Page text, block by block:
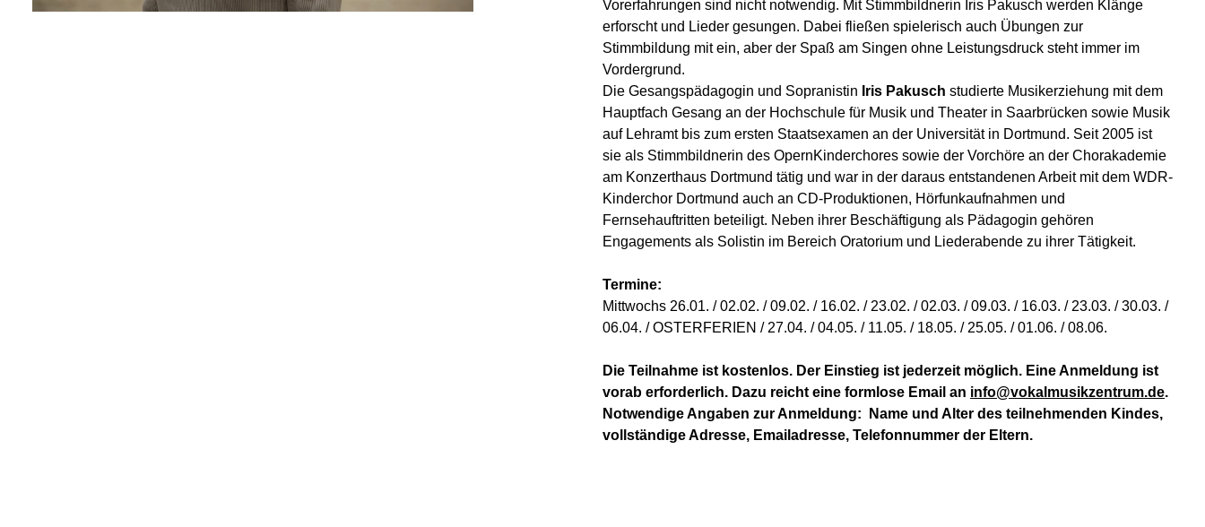
Vorerfahrungen sind nicht notwendig. Mit Stimmbildnerin Iris Pakusch werden Klänge
erforscht und Lieder gesungen. Dabei fließen spielerisch auch Übungen zur
Stimmbildung mit ein, aber der Spaß am Singen ohne Leistungsdruck steht immer im
Vordergrund.
Die Gesangspädagogin und Sopranistin Iris Pakusch studierte Musikerziehung mit dem
Hauptfach Gesang an der Hochschule für Musik und Theater in Saarbrücken sowie Musik
auf Lehramt bis zum ersten Staatsexamen an der Universität in Dortmund. Seit 2005 ist
sie als Stimmbildnerin des OpernKinderchores sowie der Vorchöre an der Chorakademie
am Konzerthaus Dortmund tätig und war in der daraus entstandenen Arbeit mit dem WDR-
Kinderchor Dortmund auch an CD-Produktionen, Hörfunkaufnahmen und
Fernsehauftritten beteiligt. Neben ihrer Beschäftigung als Pädagogin gehören
Engagements als Solistin im Bereich Oratorium und Liederabende zu ihrer Tätigkeit.
Termine:
Mittwochs 26.01. / 02.02. / 09.02. / 16.02. / 23.02. / 02.03. / 09.03. / 16.03. / 23.03. / 30.03. /
06.04. / OSTERFERIEN / 27.04. / 04.05. / 11.05. / 18.05. / 25.05. / 01.06. / 08.06.
Die Teilnahme ist kostenlos. Der Einstieg ist jederzeit möglich. Eine Anmeldung ist
vorab erforderlich. Dazu reicht eine formlose Email an info@vokalmusikzentrum.de.
Notwendige Angaben zur Anmeldung:
Name und Alter des teilnehmenden Kindes,
vollständige Adresse, Emailadresse, Telefonnummer der Eltern.